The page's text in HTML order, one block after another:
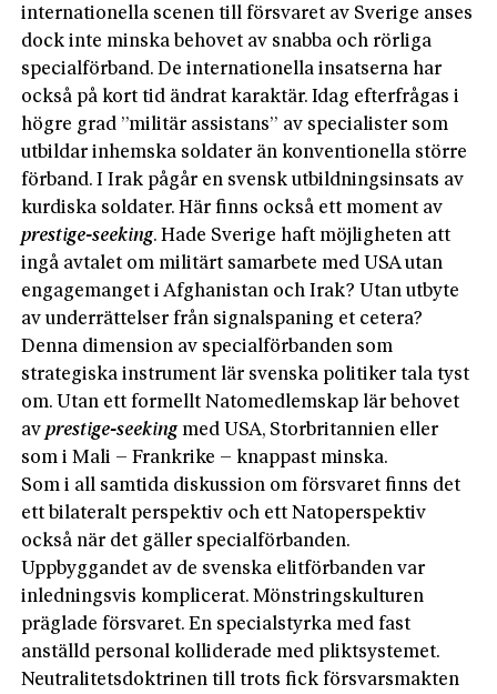
internationella scenen till försvaret av Sverige anses
dock inte minska behovet av snabba och rörliga
specialförband. De internationella insatserna har
också på kort tid ändrat karaktär. Idag efterfrågas i
högre grad ”militär assistans” av specialister som
utbildar inhemska soldater än konventionella större
förband. I Irak pågår en svensk utbildningsinsats av
kurdiska soldater. Här finns också ett moment av
prestige-seeking. Hade Sverige haft möjligheten att
ingå avtalet om militärt samarbete med USA utan
engagemanget i Afghanistan och Irak? Utan utbyte
av underrättelser från signalspaning et cetera?
Denna dimension av specialförbanden som
strategiska instrument lär svenska politiker tala tyst
om. Utan ett formellt Natomedlemskap lär behovet
avprestige-seekingmed USA, Storbritannien eller
som i Mali – Frankrike – knappast minska.
Som i all samtida diskussion om försvaret finns det
ett bilateralt perspektiv och ett Natoperspektiv
också när det gäller specialförbanden.
Uppbyggandet av de svenska elitförbanden var
inledningsvis komplicerat. Mönstringskulturen
präglade försvaret. En specialstyrka med fast
anställd personal kolliderade med pliktsystemet.
Neutralitetsdoktrinen till trots fick försvarsmakten